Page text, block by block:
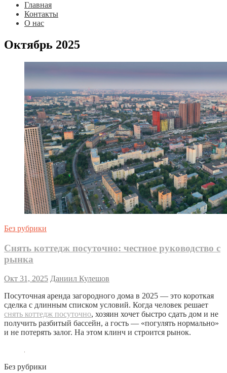
Главная
Контакты
О нас
Октябрь 2025
Без рубрики
Снять коттедж посуточно: честное руководство с
рынка
Окт 31, 2025 Даниил Кулешов
Посуточная аренда загородного дома в 2025 — это короткая
сделка с длинным списком условий. Когда человек решает
снять коттедж посуточно, хозяин хочет быстро сдать дом и не
получить разбитый бассейн, а гость — «погулять нормально»
и не потерять залог. На этом клинч и строится рынок.
Без рубрики